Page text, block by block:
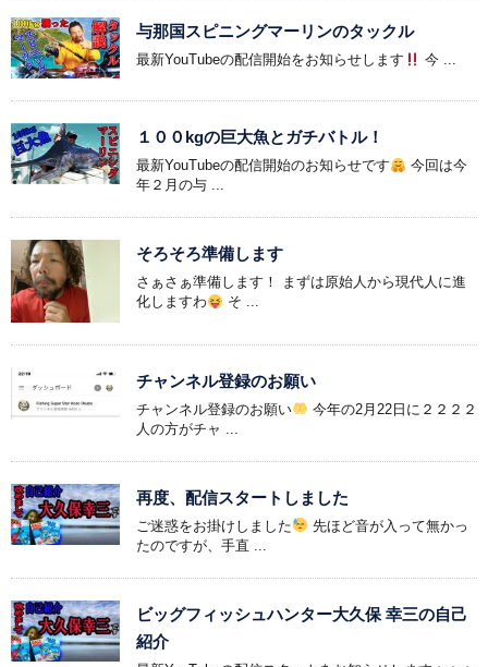
与那国スピニングマーリンのタックル
最新YouTubeの配信開始をお知らせします 今 ...
１００kgの巨大魚とガチバトル！
最新YouTubeの配信開始のお知らせです
今回は今
年２月の与 ...
そろそろ準備します
さぁさぁ準備します！ まずは原始人から現代人に進
化しますわ
そ ...
チャンネル登録のお願い
チャンネル登録のお願い
今年の2月22日に２２２２
人の方がチャ ...
再度、配信スタートしました
ご迷惑をお掛けしました
先ほど音が入って無かっ
たのですが、手直 ...
ビッグフィッシュハンター大久保 幸三の自己
紹介